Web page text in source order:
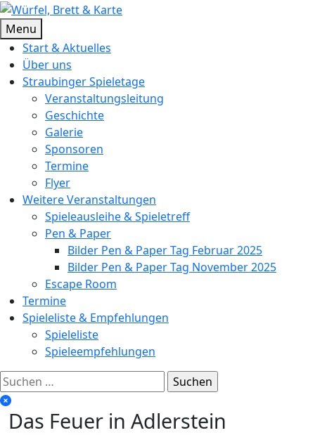
Skip
to
content
Würfel, Brett & Karte
Brettspielverein & Veranstalter Straubinger Spieletage
Menu
Start & Aktuelles
Über uns
Straubinger Spieletage
Veranstaltungsleitung
Geschichte
Galerie
Sponsoren
Termine
Flyer
Weitere Veranstaltungen
Spieleausleihe & Spieletreff
Pen & Paper
Bilder Pen & Paper Tag Februar 2025
Bilder Pen & Paper Tag November 2025
Escape Room
Termine
Spieleliste & Empfehlungen
Spieleliste
Spieleempfehlungen
Suchen
nach:
Das Feuer in Adlerstein